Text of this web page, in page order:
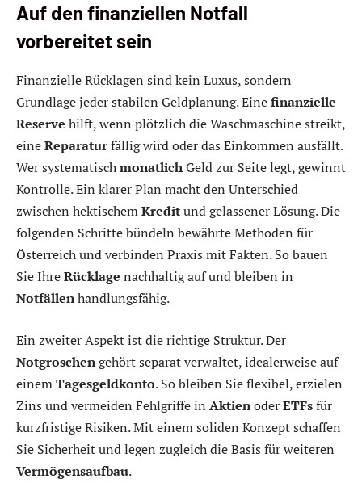
Auf den finanziellen Notfall
vorbereitet sein
Finanzielle Rücklagen sind kein Luxus, sondern
Grundlage jeder stabilen Geldplanung. Einefinanzielle
Reserve hilft, wenn plötzlich die Waschmaschine streikt,
eineReparaturfällig wird oder das Einkommen ausfällt.
Wer systematischmonatlichGeld zur Seite legt, gewinnt
Kontrolle. Ein klarer Plan macht den Unterschied
zwischen hektischemKreditund gelassener Lösung. Die
folgenden Schritte bündeln bewährte Methoden für
Österreich und verbinden Praxis mit Fakten. So bauen
Sie IhreRücklage nachhaltig auf und bleiben in
Notfällenhandlungsfähig.
Ein zweiter Aspekt ist die richtige Struktur. Der
Notgroschengehört separat verwaltet, idealerweise auf
einemTagesgeldkonto. So bleiben Sie flexibel, erzielen
Zins und vermeiden Fehlgriffe in AktienoderETFsfür
kurzfristige Risiken. Mit einem soliden Konzept schaffen
Sie Sicherheit und legen zugleich die Basis für weiteren
Vermögensaufbau.